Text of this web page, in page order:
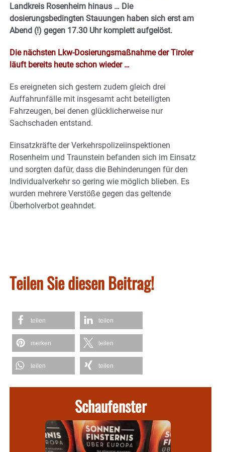
Landkreis Rosenheim hinaus … Die
dosierungsbedingten Stauungen haben sich erst am
Abend (!) gegen 17.30 Uhr komplett aufgelöst.
Die nächsten Lkw-Dosierungsmaßnahme der Tiroler
läuft bereits heute schon wieder …
Es ereigneten sich gestern zudem gleich drei
Auffahrunfälle mit insgesamt acht beteiligten
Fahrzeugen, bei denen glücklicherweise nur
Sachschaden entstand.
Einsatzkräfte der Verkehrspolizeiinspektionen
Rosenheim und Traunstein befanden sich im Einsatz
und sorgten dafür, dass die Behinderungen für den
Individualverkehr so gering wie möglich blieben. Es
wurden mehrere Verstöße gegen das geltende
Überholverbot geahndet.
Teilen Sie diesen Beitrag!
teilen teilen
merken teilen
teilen teilen
Schaufenster